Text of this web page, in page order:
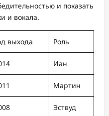
и показать
и вокала.
выхода Роль
Иан
Мартин
Эствуд